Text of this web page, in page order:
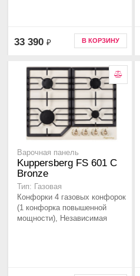
33 390 ₽ В КОРЗИНУ
Варочная панель
Kuppersberg FS 601 C
Bronze
Тип: Газовая
Конфорки 4 газовых конфорок
(1 конфорка повышенной
мощности), Независимая